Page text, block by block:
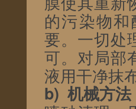
的污染物
要。一切处
可。对局部
液用干净抹
b)  机械方法